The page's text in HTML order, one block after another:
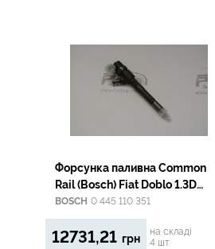
Форсунка паливна Common
Rail (Bosch) Fiat Doblo 1.3D
Multijet 10-
BOSCH 0 445 110 351
12731,21 грн
на складі
4 шт.